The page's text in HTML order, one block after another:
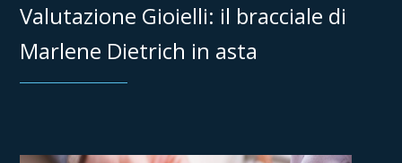
Valutazione Gioielli: il bracciale di
Marlene Dietrich in asta